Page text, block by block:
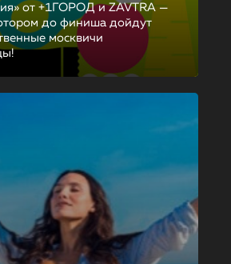
от +1ГОРОД и ZAVTRA —
до финиша дойдут
москвичи